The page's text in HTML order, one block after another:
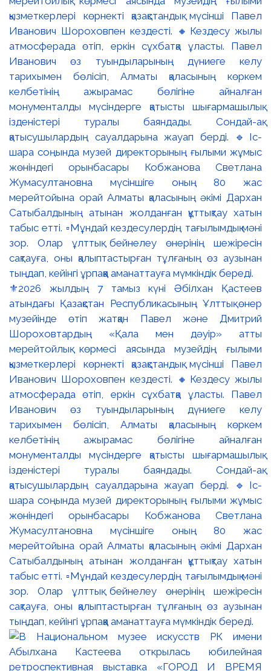
⚜️2026 жылдың 7 тамыз күні Әбілхан Қастеев
атындағы Қазақстан Республикасының Ұлттық өнер
музейінде өтіп жатқан Павел және Дмитрий
Шороховтардың «Қала мен дәуір» атты
мерейтойлық көрмесі аясында музейдің ғылыми
қызметкерлері көрнекті қазақстандық мүсінші Павел
Иванович Шороховпен кездесті. 🔸Кездесу жылы
атмосферада өтіп, еркін сұхбатқа ұласты. Павел
Иванович өз туындыларының дүниеге келу
тарихымен бөлісіп, Алматы қаласының көркем
келбетінің ажырамас бөлігіне айналған
монументалды мүсіндерге қатысты шығармашылық
ізденістері туралы баяндады. Сондай-ақ
қатысушылардың сауалдарына жауап берді. 🔹Іс-
шара соңында музей директорының ғылыми жұмыс
жөніндегі орынбасары Кобжанова Светлана
Жумасултановна мүсіншіге оның 80 жас
мерейтойына орай Алматы қаласының әкімі Дархан
Сатыбалдының атынан жолданған құттықтау хатын
табыс етті. ▫️Мұндай кездесулердің тағылымдық мәні
зор. Олар ұлттық бейнелеу өнерінің шежіресін
сақтауға, оны қалыптастырған тұлғаның өз аузынан
тыңдап, кейінгі ұрпаққа аманаттауға мүмкіндік береді.